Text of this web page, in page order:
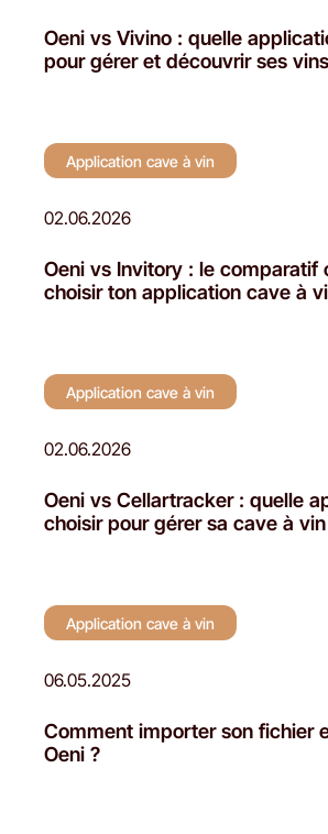
Oeni vs Vivino : quelle
pour gérer et découvrir ses
Application cave à vin
02.06.2026
Oeni vs Invitory : le comparatif
choisir ton application cave à
Application cave à vin
02.06.2026
Oeni vs Cellartracker : quelle
choisir pour gérer sa cave à
Application cave à vin
06.05.2025
Comment importer son fichier
Oeni ?